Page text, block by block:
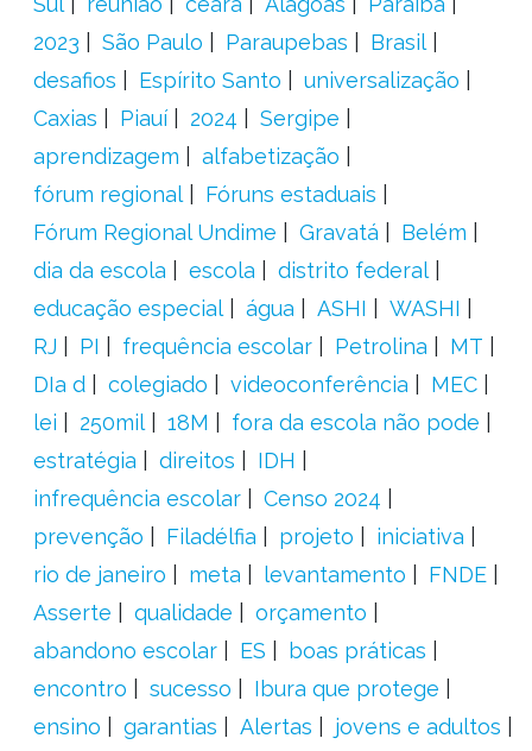
2023
São Paulo Paraupebas
Brasil
desafios
Espírito Santo
universalização
Caxias
Piauí 2024
Sergipe
aprendizagem
alfabetização
fórum regional
Fóruns estaduais
Fórum Regional Undime
Gravatá
Belém
dia da escola
escola
distrito federal
educação especial
água ASHI
WASHI
RJ
PI frequência escolar Petrolina
MT
DIa d
colegiado videoconferência
MEC
lei
250mil 18M
fora da escola não pode
estratégia
direitos
IDH
infrequência escolar
Censo 2024
prevenção
Filadélfia projeto
iniciativa
rio de janeiro
meta levantamento
FNDE
Asserte
qualidade
orçamento
abandono escolar
ES
boas práticas
encontro
sucesso
Ibura que protege
ensino
garantias Alertas
jovens e adultos